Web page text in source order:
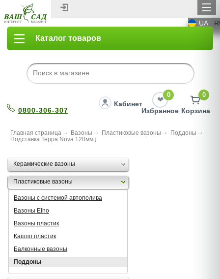
UA
Каталог товаров
0800-306-307
Кабинет
0
Избранное
0
Корзина
Главная страница Вазоны Пластиковые вазоны
Поддоны
Подставка Терра Nova 120мм
Керамические вазоны
Пластиковые вазоны
Вазоны с системой автополива
Вазоны Elho
Вазоны пластик
Кашпо пластик
Балконные вазоны
Поддоны